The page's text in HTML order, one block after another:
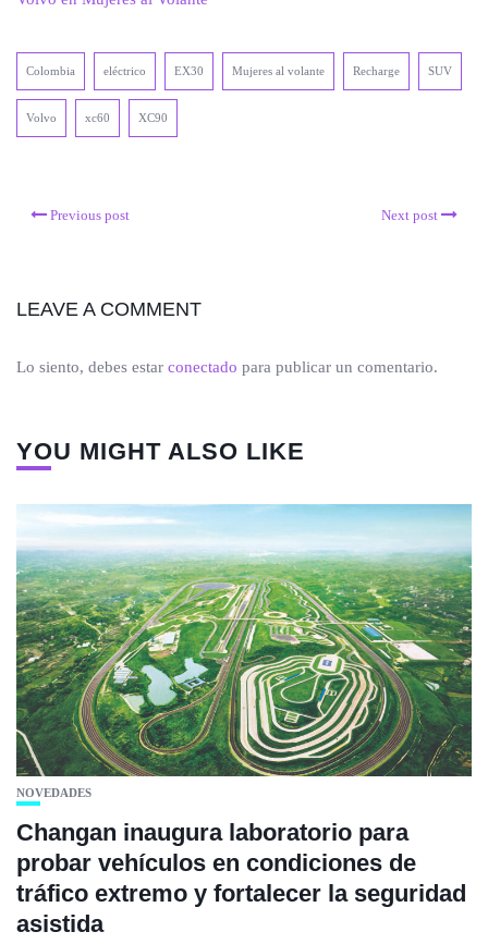
Colombia eléctrico EX30 Mujeres al volante Recharge SUV
Volvo xc60 XC90
Previous post Next post
LEAVE A COMMENT
Lo siento, debes estar conectado para publicar un comentario.
YOU MIGHT ALSO LIKE
NOVEDADES
Changan inaugura laboratorio para
probar vehículos en condiciones de
tráfico extremo y fortalecer la seguridad
asistida